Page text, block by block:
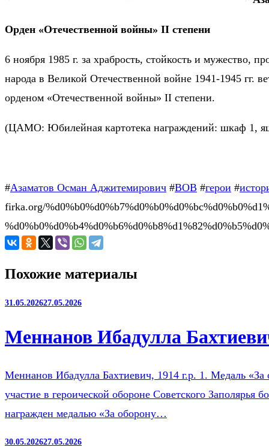
Орден «Отечественной войны» II степени
6 ноября 1985 г. за храбрость, стойкость и мужество,
народа в Великой Отечественной войне 1941-1945 гг.
орденом «Отечественной войны» II степени.
(ЦАМО: Юбилейная картотека награждений: шкаф 1,
#Азаматов Осман Аджитемирович #ВОВ #герои #
firka.org/
Похожие материалы
31.05.202627.05.2026
Меннанов Ибадулла
Меннанов Ибадулла Бахтиевич, 1914 г.р. 1. Медаль «За
участие в героической обороне Советского
награжден медалью «За оборону…
30.05.202627.05.2026